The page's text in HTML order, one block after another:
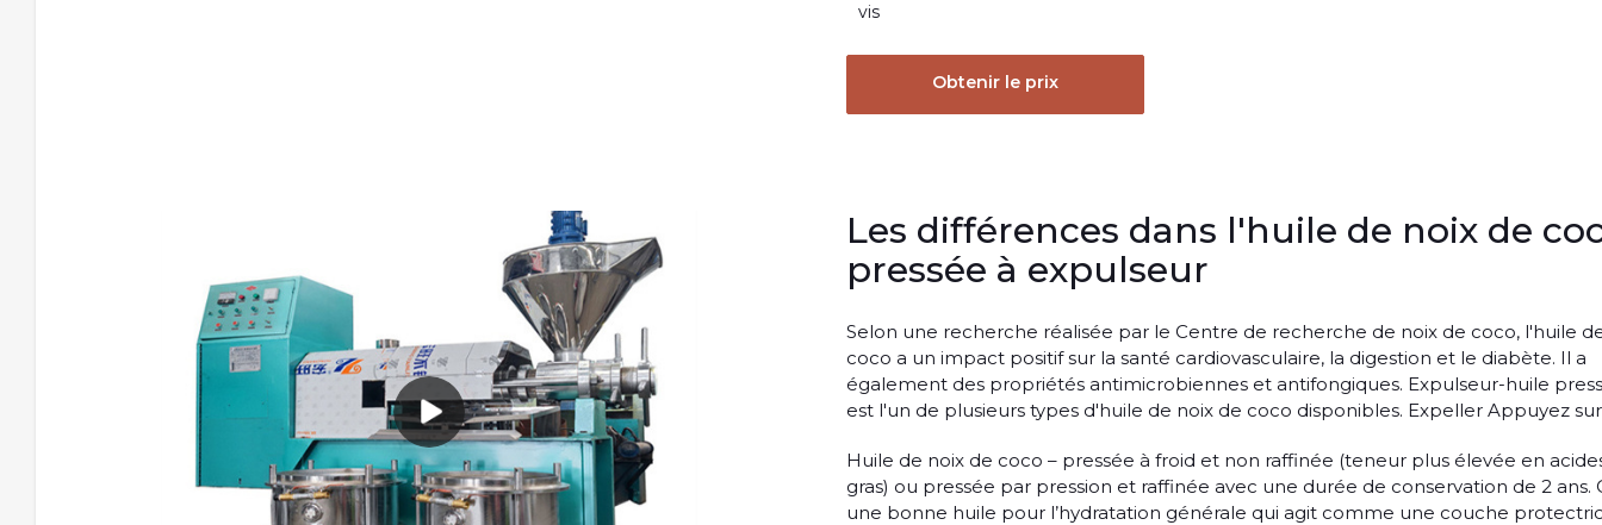
vis
Obtenir le prix
Les différences dans l'huile de noix de
pressée à expulseur
Selon une recherche réalisée par le Centre de recherche de noix de coco, l'huile
coco a un impact positif sur la santé cardiovasculaire, la digestion et le diabète. Il a
également des propriétés antimicrobiennes et antifongiques. Expulseur-huile
est l'un de plusieurs types d'huile de noix de coco disponibles. Expeller Appuyez sur
Huile de noix de coco – pressée à froid et non raffinée (teneur plus élevée en
gras) ou pressée par pression et raffinée avec une durée de conservation de 2 ans.
une bonne huile pour l’hydratation générale qui agit comme une couche